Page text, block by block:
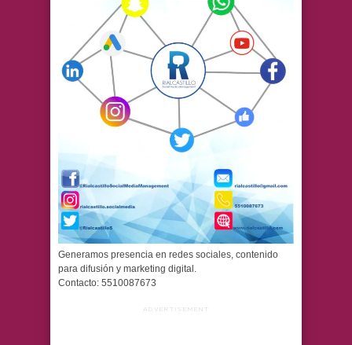
Generamos presencia en redes sociales, contenido
para difusión y marketing digital.
Contacto: 5510087673
ADVERTISEMENT